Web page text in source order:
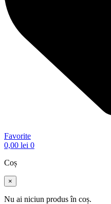
Favorite
0,00 lei 0
Coș
×
Nu ai niciun produs în coș.